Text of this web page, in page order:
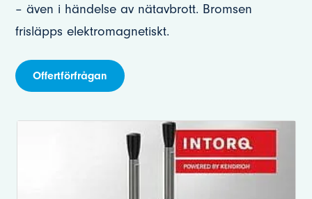
– även i händelse av nätavbrott. Bromsen
frisläpps elektromagnetiskt.
Offertförfrågan